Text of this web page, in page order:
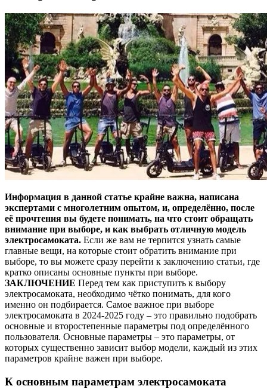
Информация в данной статье крайне важна, написана
экспертами с многолетним опытом, и, определённо, после
её прочтения вы будете понимать, на что стоит обращать
внимание при выборе, и как выбрать отличную модель
электросамоката. Если же вам не терпится узнать самые
главные вещи, на которые стоит обратить внимание при
выборе, то вы можете сразу перейти к заключению статьи, где
кратко описаны основные пункты при выборе.
ЗАКЛЮЧЕНИЕ Перед тем как приступить к выбору
электросамоката, необходимо чётко понимать, для кого
именно он подбирается. Самое важное при выборе
электросамоката в 2024-2025 году – это правильно подобрать
основные и второстепенные параметры под определённого
пользователя. Основные параметры – это параметры, от
которых существенно зависит выбор модели, каждый из этих
параметров крайне важен при выборе.
К основным параметрам электросамоката